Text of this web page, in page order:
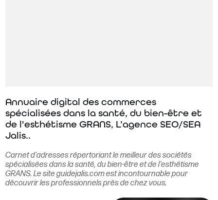
Annuaire digital des commerces
spécialisées dans la santé, du bien-être et
de l'esthétisme GRANS, L’agence SEO/SEA
Jalis..
Carnet d'adresses répertoriant le meilleur des sociétés
spécialisées dans la santé, du bien-être et de l'esthétisme
GRANS. Le site guidejalis.com est incontournable pour
découvrir les professionnels près de chez vous.